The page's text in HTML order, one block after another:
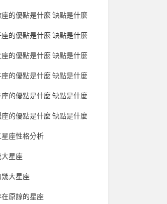
的優點是什麼 缺點是什麼
的優點是什麼 缺點是什麼
的優點是什麼 缺點是什麼
的優點是什麼 缺點是什麼
的優點是什麼 缺點是什麼
的優點是什麼 缺點是什麼
座性格分析
星座
大星座
原諒的星座